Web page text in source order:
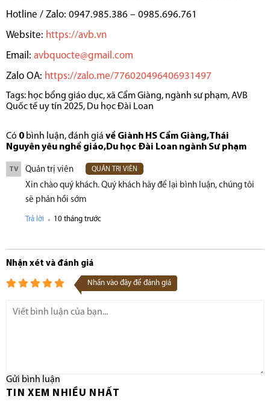
Hotline / Zalo: 0947.985.386 – 0985.696.761
Website: https://avb.vn
Email: avbquocte@gmail.com
Zalo OA: https://zalo.me/776020496406931497
Tags: học bổng giáo dục,xã Cẩm Giàng, ngành sư phạm,AVB
Quốc tế uy tín 2025, Du học Đài Loan
Có 0 bình luận, đánh giá về Giành HS Cẩm Giàng,Thái
Nguyên yêu nghề giáo,Du học Đài Loan ngành Sư phạm
TV Quản trị viên QUẢN TRỊ VIÊN
Xin chào quý khách. Quý khách hãy để lại bình luận, chúng tôi
sẽ phản hồi sớm
Trả lời . 10 tháng trước
Nhận xét và đánh giá
Nhấn vào đây để đánh giá
Gửi bình luận
TIN XEM NHIỀU NHẤT